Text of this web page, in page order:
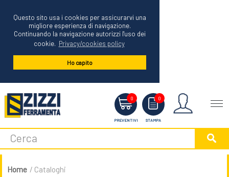
Questo sito usa i cookies per assicurarvi una
migliore esperienza di navigazione.
Continuando la navigazione autorizzi l'uso dei
cookie. Privacy/cookies policy
Ho capito
0
PREVENTIVI
0
STAMPA
Menu
Home / Cataloghi